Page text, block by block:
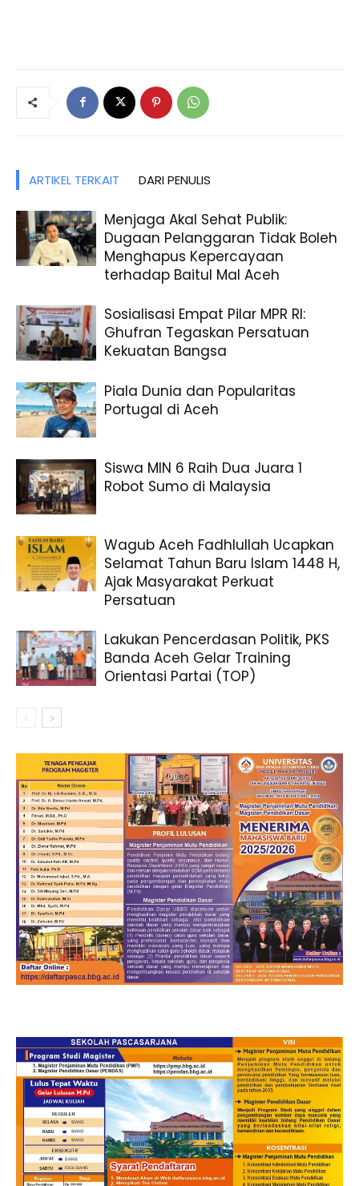
ARTIKEL TERKAIT DARI PENULIS
Menjaga Akal Sehat Publik:
Dugaan Pelanggaran Tidak Boleh
Menghapus Kepercayaan
terhadap Baitul Mal Aceh
Sosialisasi Empat Pilar MPR RI:
Ghufran Tegaskan Persatuan
Kekuatan Bangsa
Piala Dunia dan Popularitas
Portugal di Aceh
Siswa MIN 6 Raih Dua Juara 1
Robot Sumo di Malaysia
Wagub Aceh Fadhlullah Ucapkan
Selamat Tahun Baru Islam 1448 H,
Ajak Masyarakat Perkuat
Persatuan
Lakukan Pencerdasan Politik, PKS
Banda Aceh Gelar Training
Orientasi Partai (TOP)